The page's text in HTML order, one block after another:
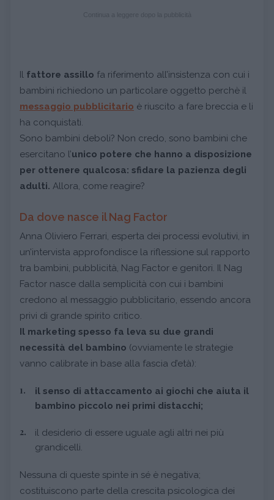
Il fattore assillo fa riferimento all’insistenza con cui i
bambini richiedono un particolare oggetto perchè il
messaggio pubblicitario è riuscito a fare breccia e li
ha conquistati.
Sono bambini deboli? Non credo, sono bambini che
esercitano l’unico potere che hanno a disposizione
per ottenere qualcosa: sfidare la pazienza degli
adulti. Allora, come reagire?
Da dove nasce il Nag Factor
Anna Oliviero Ferrari, esperta dei processi evolutivi, in
un’intervista approfondisce la riflessione sul rapporto
tra bambini, pubblicità, Nag Factor e genitori. Il Nag
Factor nasce dalla semplicità con cui i bambini
credono al messaggio pubblicitario, essendo ancora
privi di grande spirito critico.
Il marketing spesso fa leva su due grandi
necessità del bambino (ovviamente le strategie
vanno calibrate in base alla fascia d’età):
il senso di attaccamento ai giochi che aiuta il
bambino piccolo nei primi distacchi;
il desiderio di essere uguale agli altri nei più
grandicelli.
Nessuna di queste spinte in sé è negativa;
costituiscono parte della crescita psicologica dei